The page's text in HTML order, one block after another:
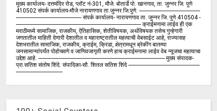
मुख्य कार्यालय- दत्तमंदिर रोड, प्लॉट नं-301, मौजे. बोतार्डे पो. खानगाव, ता. जुन्नर जि. पुणे
410502 संपर्क कार्य‍ालय-मौजे नारायणगाव ता.जुन्नर जि.पुणे. ------------------------------------------
--------------------------------------------- संपर्क कार्यालय- नारायणगाव ता. जुन्नर जि. पुणे 410504 -
-------------------------------------------------------------------------------------- क्राईमनामा लाईव ही एक
मराठीमध्ये सामाजिक, राजकीय, ऐतिहासिक, शेतीविषयक, अर्थविषयक तसेच गुन्हेगारी
जगतातील माहिती देणारी देशातील व महाराष्ट्रातील महत्वाची वेबसाईट आहे, राज्यासह
देशभरातील सामाजिक, राजकीय, क्राईम, क्रिडा, क्षेत्रामधून ब्रेकींग बातम्या
जनसामान्यांपर्यंत पोहोचवणे व जाणिवजागृती करणे हाच क्राईमनामा लाईव वेब न्यूजचा महत्वाचा
उद्देश आहे. --------------------------------------------------------------------------------------- मुख्य संपादक-
प्रा.सतिश संतोष शिंदे. संपादिका-सौ. शितल सतिश शिंदे -------------------------------------------------
--------------------------------